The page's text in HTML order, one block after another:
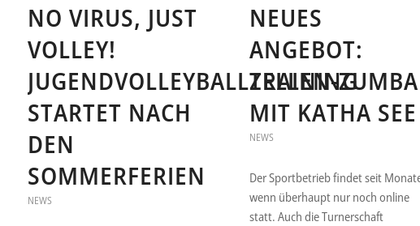
NO VIRUS, JUST
VOLLEY!
JUGENDVOLLEYBALLTRAINING
STARTET NACH
DEN
SOMMERFERIEN
NEWS
NEUES
ANGEBOT:
ZELLEN-ZUMBA
MIT KATHA SEE
NEWS
Der Sportbetrieb findet seit
wenn überhaupt nur noch online
statt. Auch die Turnerschaft